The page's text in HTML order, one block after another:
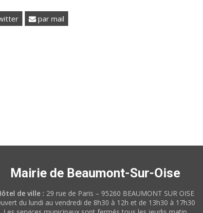
par mail
Mairie de Beaumont-Sur-Oise
de ville : 29 rue de Paris – 95260 BEAUMONT SUR OISE
du lundi au vendredi de 8h30 à 12h et de 13h30 à 17h30